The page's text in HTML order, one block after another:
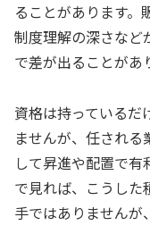
ることがあります。
制度理解の深さなど
で差が出ることがあ
資格は持っているだ
ませんが、任される
して昇進や配置で有
で見れば、こうした
手ではありませんが